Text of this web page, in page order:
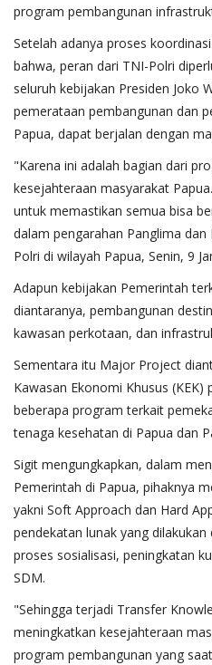
program pembangunan
Setelah adanya proses
bahwa, peran dari TNI-Polri
seluruh kebijakan Presiden Joko
pemerataan pembangunan dan
Papua, dapat berjalan dengan
"Karena ini adalah bagian dari
kesejahteraan masyarakat
untuk memastikan semua bisa
dalam pengarahan Panglima
Polri di wilayah Papua, Senin, 9
Adapun kebijakan Pemerintah
diantaranya, pembangunan
kawasan perkotaan, dan
Sementara itu Major Project
Kawasan Ekonomi Khusus
beberapa program terkait
tenaga kesehatan di Papua dan
Sigit mengungkapkan, dalam
Pemerintah di Papua, pihaknya
yakni Soft Approach dan Hard
pendekatan lunak yang
proses sosialisasi, peningkatan
SDM.
"Sehingga terjadi Transfer
meningkatkan kesejahteraan
program pembangunan yang